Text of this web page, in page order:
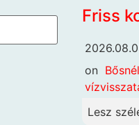
Friss
on
Lesz